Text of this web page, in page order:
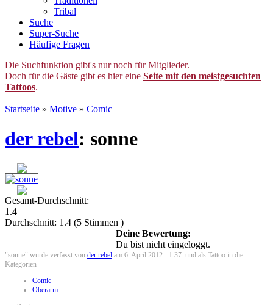
Tribal
Suche
Super-Suche
Häufige Fragen
Die Suchfunktion gibt's nur noch für Mitglieder.
Doch für die Gäste gibt es hier eine Seite mit den meistgesuchten
Tattoos.
Startseite » Motive » Comic
der rebel: sonne
Gesamt-Durchschnitt:
1.4
Durchschnitt: 1.4 (5 Stimmen )
Deine Bewertung:
Du bist nicht eingeloggt.
"sonne" wurde verfasst von der rebel am 6. April 2012 - 1:37. und als Tattoo in die
Kategorien
Comic
Oberarm